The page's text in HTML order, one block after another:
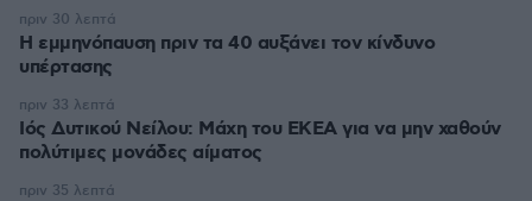
Η εμμηνόπαυση πριν τα 40 αυξάνει τον κίνδυνο
υπέρτασης
πριν 30 λεπτά
Ιός Δυτικού Νείλου: Μάχη του ΕΚΕΑ για να μην χαθούν
πολύτιμες μονάδες αίματος
πριν 33 λεπτά
πριν 35 λεπτά